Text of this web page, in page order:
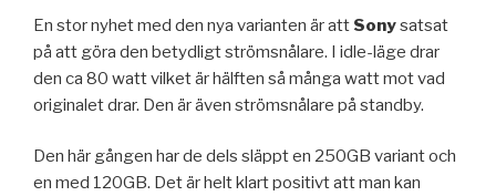
En stor nyhet med den nya varianten är att Sonysatsat
på att göra den betydligt strömsnålare. I idle-läge drar
den ca 80 watt vilket är hälften så många watt mot vad
originalet drar. Den är även strömsnålare på standby.
Den här gången har de dels släppt en 250GB variant och
en med 120GB. Det är helt klart positivt att man kan